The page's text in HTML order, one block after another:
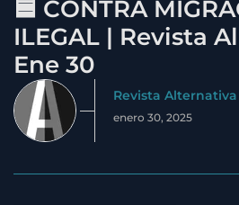
🟦 CONTRA
ILEGAL | Revista
Ene 30
Revista Alternativa
enero 30, 2025